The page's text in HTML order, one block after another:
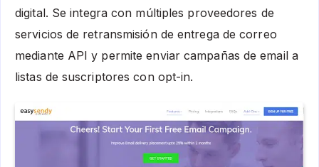
digital. Se integra con múltiples proveedores de
servicios de retransmisión de entrega de correo
mediante API y permite enviar campañas de email a
listas de suscriptores con opt-in.